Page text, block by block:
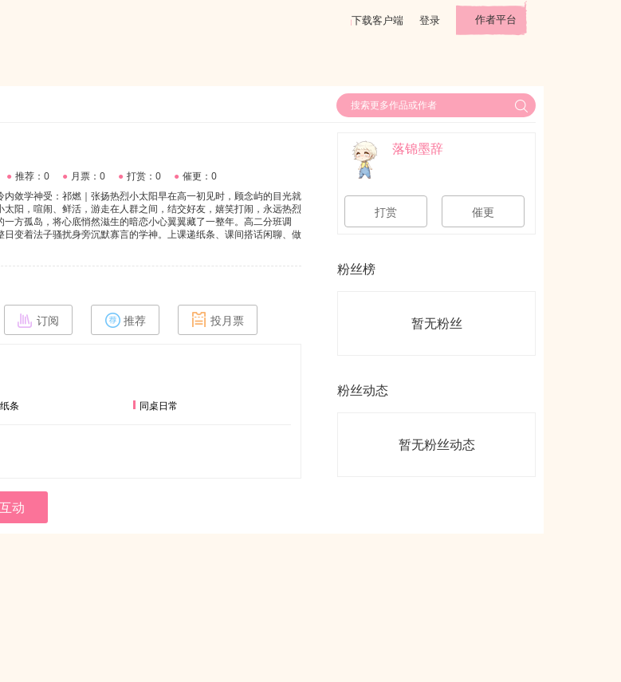
下载客户端 登录 作者平台
● 推荐：0 ● 月票：0 ● 打赏：0 ● 催更：0
敛学神受：祁燃｜张扬热烈小太阳早在高一初见时，顾念屿的目光就
阳，喧闹、鲜活，游走在人群之间，结交好友，嬉笑打闹，永远热烈
方孤岛，将心底悄然滋生的暗恋小心翼翼藏了一整年。高二分班调
变着法子骚扰身旁沉默寡言的学神。上课递纸条、课间搭话闲聊、做
所有的小闹腾。一簇滚烫星火，莽撞撞入沉寂孤岛。原来长久的遥
缠，心动暗生，寒冬会为暖阳慢慢融化。
订阅 推荐 投月票
条 同桌日常
动
落锦墨辞
打赏 催更
粉丝榜
暂无粉丝
粉丝动态
暂无粉丝动态